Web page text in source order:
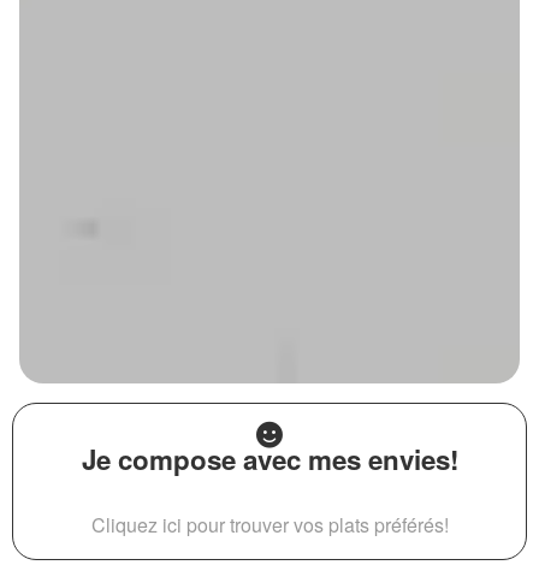
Je compose avec mes envies!
Cliquez ici pour trouver vos plats préférés!